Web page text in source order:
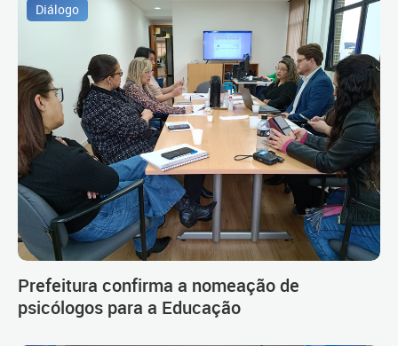
Diálogo
Prefeitura confirma a nomeação de
psicólogos para a Educação